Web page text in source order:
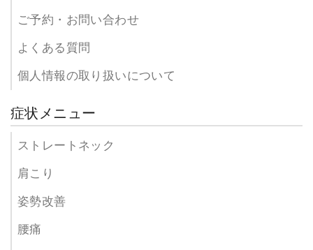
ご予約・お問い合わせ
よくある質問
個人情報の取り扱いについて
症状メニュー
ストレートネック
肩こり
姿勢改善
腰痛